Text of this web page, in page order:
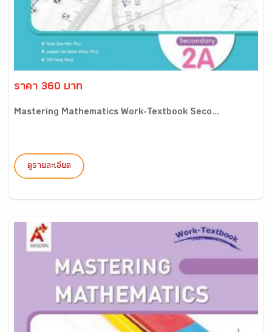
ราคา 360 บาท
Mastering Mathematics Work-Textbook Seco...
ดูรายละเอียด